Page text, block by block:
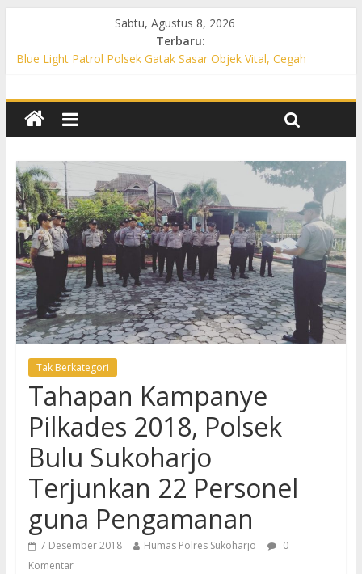
Sabtu, Agustus 8, 2026
Terbaru:
Blue Light Patrol Polsek Gatak Sasar Objek Vital, Cegah
Permukiman, Antisipasi 3C dan Gangguan Kamtibmas
Patroli KRYD Polsek Baki Sisir Titik Rawan, Cegah 3C hingga
Patroli Blue Light Polsek Nguter Sasar Perbankan hingga
Permukiman, Antisipasi 3C dan Gangguan Kamtibmas
Blue Light Patrol Polsek Tawangsari Sisir Belasan Desa, Cegah
Kejahatan 3C dan Gangguan Kamtibmas
Tak Berkategori
Tahapan Kampanye
Pilkades 2018, Polsek
Bulu Sukoharjo
Terjunkan 22 Personel
guna Pengamanan
7 Desember 2018 Humas Polres Sukoharjo
0
Komentar